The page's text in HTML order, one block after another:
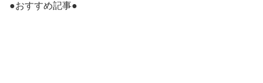
●おすすめ記事●